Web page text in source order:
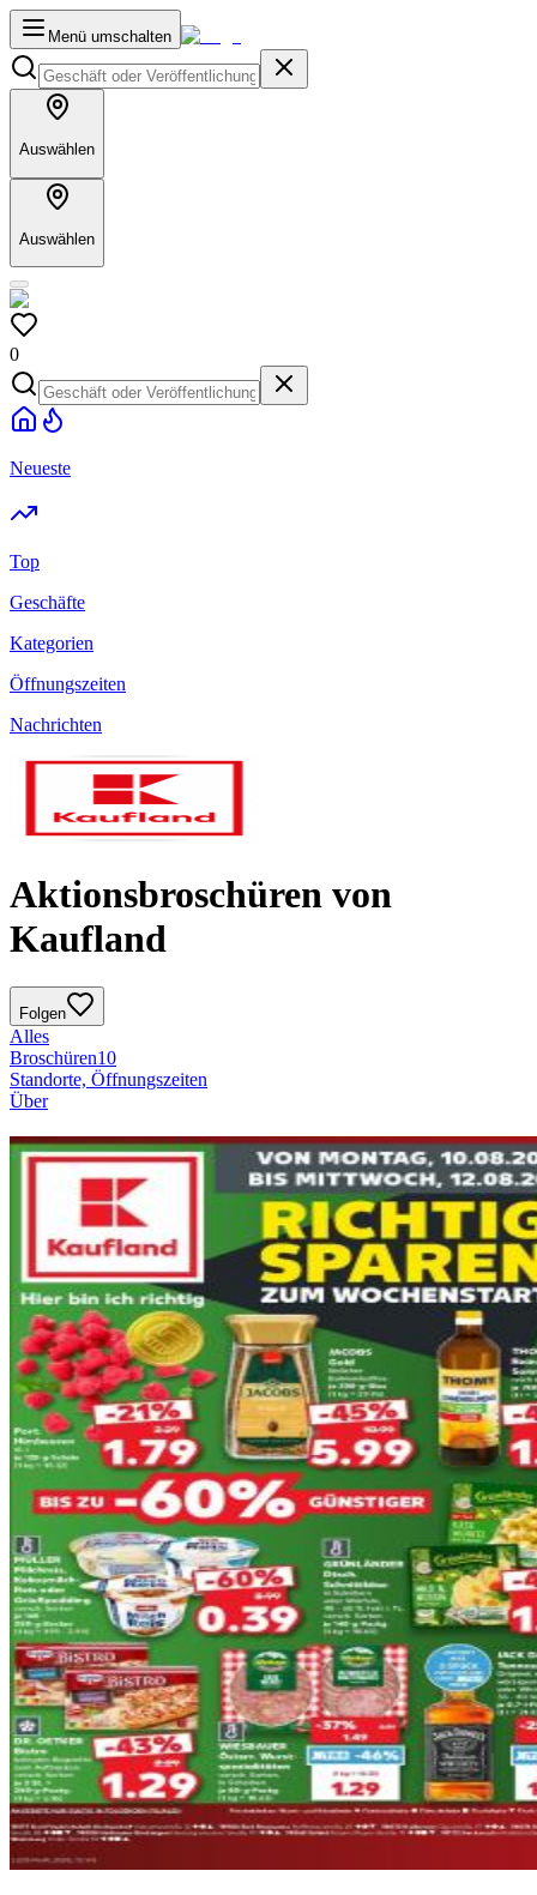
Menü umschalten
Auswählen
Auswählen
0
Neueste
Top
Geschäfte
Kategorien
Öffnungszeiten
Nachrichten
Aktionsbroschüren von
Kaufland
Folgen
Alles
Broschüren10
Standorte, Öffnungszeiten
Über